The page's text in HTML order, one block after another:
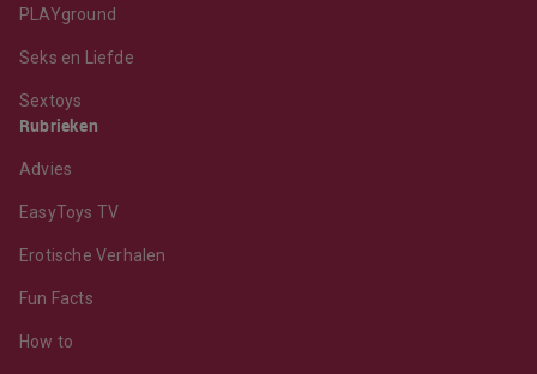
PLAYground
Seks en Liefde
Sextoys
Rubrieken
Advies
EasyToys TV
Erotische Verhalen
Fun Facts
How to